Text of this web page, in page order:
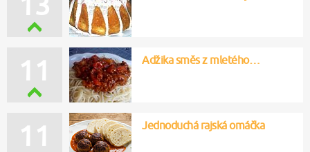
11 Adžika směs z mletého…
11 Jednoduchá rajská omáčka